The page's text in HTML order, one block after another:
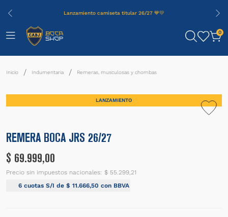
Lanzamiento camiseta titular 26/27 💙💛
0
Indumentaria Remeras, musculosas y chombas
LANZAMIENTO
REMERA BOCA JRS 26/27
$ 69.999,00
Precio sin impuestos nacionales: $ 55.299,21
6 cuotas S/I de$ 11.666,50 con BBVA